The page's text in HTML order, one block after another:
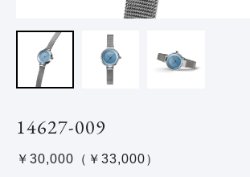
14627-009
￥30,000（￥33,000）